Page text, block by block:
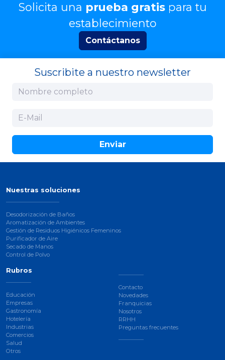
Solicita una prueba gratispara tu
establecimiento
Contáctanos
Suscribite a nuestro newsletter
Enviar
Nuestras soluciones
Desodorización de Baños
Aromatización de Ambientes
Gestión de Residuos Higiénicos Femeninos
Purificador de Aire
Secado de Manos
Control de Polvo
Rubros
Educación
Empresas
Gastronomía
Hotelería
Industrias
Comercios
Salud
Otros
Contacto
Novedades
Franquicias
Nosotros
RRHH
Preguntas frecuentes